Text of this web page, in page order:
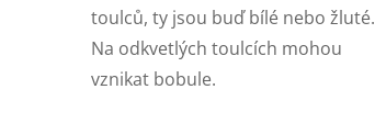
toulců, ty jsou buď bílé nebo žluté.
Na odkvetlých toulcích mohou
vznikat bobule.